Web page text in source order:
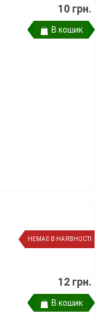
10 грн.
В кошик
НЕМАЄ В НАЯВНОСТІ
12 грн.
В кошик